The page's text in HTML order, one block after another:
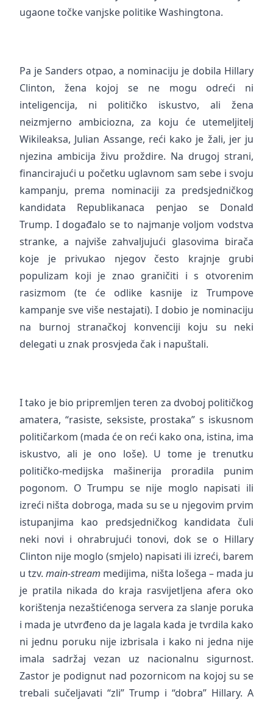
ugaone točke vanjske politike Washingtona.
Pa je Sanders otpao, a nominaciju je dobila Hillary
Clinton, žena kojoj se ne mogu odreći ni
inteligencija, ni političko iskustvo, ali žena
neizmjerno ambiciozna, za koju će utemeljitelj
Wikileaksa, Julian Assange, reći kako je žali, jer ju
njezina ambicija živu proždire. Na drugoj strani,
financirajući u početku uglavnom sam sebe i svoju
kampanju, prema nominaciji za predsjedničkog
kandidata Republikanaca penjao se Donald
Trump. I događalo se to najmanje voljom vodstva
stranke, a najviše zahvaljujući glasovima birača
koje je privukao njegov često krajnje grubi
populizam koji je znao graničiti i s otvorenim
rasizmom (te će odlike kasnije iz Trumpove
kampanje sve više nestajati). I dobio je nominaciju
na burnoj stranačkoj konvenciji koju su neki
delegati u znak prosvjeda čak i napuštali.
I tako je bio pripremljen teren za dvoboj političkog
amatera, “rasiste, seksiste, prostaka” s iskusnom
političarkom (mada će on reći kako ona, istina, ima
iskustvo, ali je ono loše). U tome je trenutku
političko-medijska mašinerija proradila punim
pogonom. O Trumpu se nije moglo napisati ili
izreći ništa dobroga, mada su se u njegovim prvim
istupanjima kao predsjedničkog kandidata čuli
neki novi i ohrabrujući tonovi, dok se o Hillary
Clinton nije moglo (smjelo) napisati ili izreći, barem
u tzv.main-stream medijima, ništa lošega – mada ju
je pratila nikada do kraja rasvijetljena afera oko
korištenja nezaštićenoga servera za slanje poruka
i mada je utvrđeno da je lagala kada je tvrdila kako
ni jednu poruku nije izbrisala i kako ni jedna nije
imala sadržaj vezan uz nacionalnu sigurnost.
Zastor je podignut nad pozornicom na kojoj su se
trebali sučeljavati “zli” Trump i “dobra” Hillary. A